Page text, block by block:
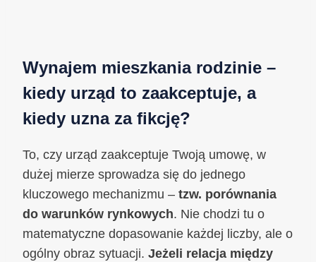
Wynajem mieszkania rodzinie –
kiedy urząd to zaakceptuje, a
kiedy uzna za fikcję?
To, czy urząd zaakceptuje Twoją umowę, w
dużej mierze sprowadza się do jednego
kluczowego mechanizmu – tzw. porównania
do warunków rynkowych. Nie chodzi tu o
matematyczne dopasowanie każdej liczby, ale o
ogólny obraz sytuacji. Jeżeli relacja między